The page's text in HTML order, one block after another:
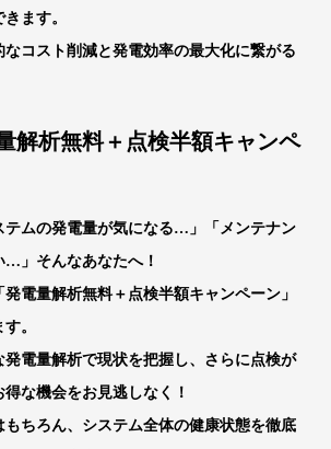
ます。
なコスト削減と発電効率の最大化に繋がる
解析無料＋点検半額キャンペ
テムの発電量が気になる…」「メンテナン
…」そんなあなたへ！
電量解析無料＋点検半額キャンペーン」
。
発電量解析で現状を把握し、さらに点検が
な機会をお見逃しなく！
もちろん、システム全体の健康状態を徹底